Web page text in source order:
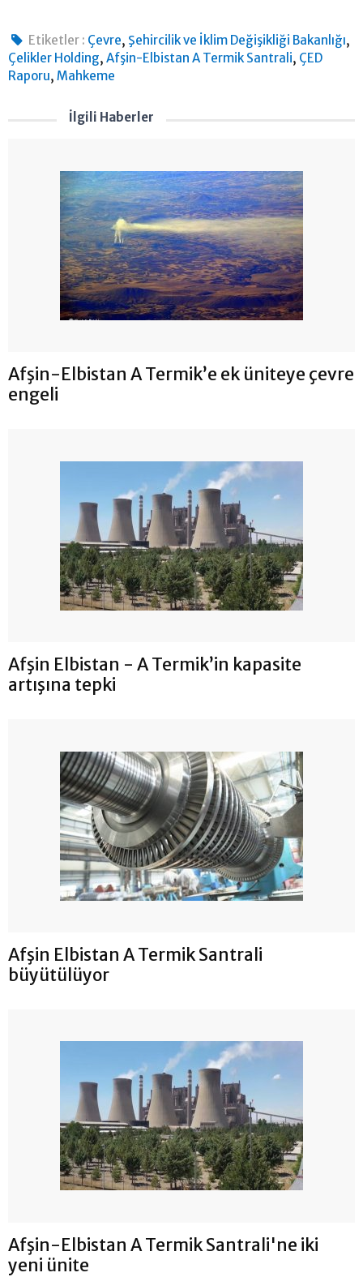
Etiketler : Çevre, Şehircilik ve İklim Değişikliği Bakanlığı,
Çelikler Holding, Afşin-Elbistan A Termik Santrali, ÇED
Raporu, Mahkeme
İlgili Haberler
Afşin-Elbistan A Termik’e ek üniteye çevre
engeli
Afşin Elbistan - A Termik’in kapasite
artışına tepki
Afşin Elbistan A Termik Santrali
büyütülüyor
Afşin-Elbistan A Termik Santrali'ne iki
yeni ünite